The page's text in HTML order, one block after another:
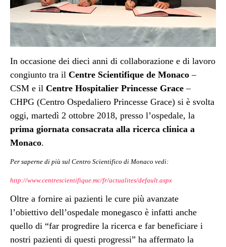
In occasione dei dieci anni di collaborazione e di lavoro
congiunto tra il Centre Scientifique de Monaco –
CSM e il Centre Hospitalier Princesse Grace –
CHPG (Centro Ospedaliero Princesse Grace) si è svolta
oggi, martedì 2 ottobre 2018, presso l’ospedale, la
prima giornata consacrata alla ricerca clinica a
Monaco.
Per saperne di più sul Centro Scientifico di Monaco vedi:
http://www.centrescientifique.mc/fr/actualites/default.aspx
Oltre a fornire ai pazienti le cure più avanzate
l’obiettivo dell’ospedale monegasco è infatti anche
quello di “far progredire la ricerca e far beneficiare i
nostri pazienti di questi progressi” ha affermato la